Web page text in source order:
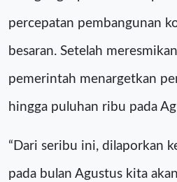
percepatan pembangunan
besaran. Setelah
pemerintah menargetkan
hingga puluhan ribu pada
“Dari seribu ini, dilaporkan
pada bulan Agustus kita